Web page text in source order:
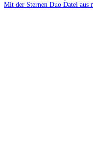
Mit der Sternen Duo Datei aus